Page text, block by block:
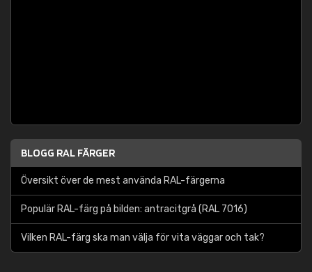
BLOGG RAL FÄRGER
Översikt över de mest använda RAL-färgerna
Populär RAL-färg på bilden: antracitgrå (RAL 7016)
Vilken RAL-färg ska man välja för vita väggar och tak?